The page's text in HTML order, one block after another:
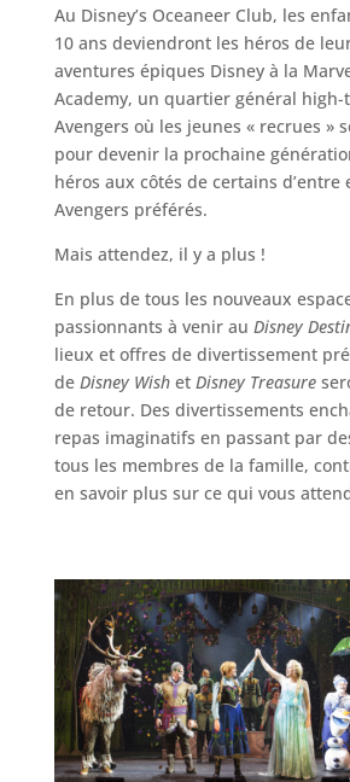
Au Disney’s Oceaneer Club, les
10 ans deviendront les héros de
aventures épiques Disney à la
Academy, un quartier général high-
Avengers où les jeunes « recrues »
pour devenir la prochaine
héros aux côtés de certains d’entre
Avengers préférés.
Mais attendez, il y a plus !
En plus de tous les nouveaux
passionnants à venir au Disney
lieux et offres de divertissement
de Disney Wishet Disney Treasure
de retour. Des divertissements
repas imaginatifs en passant par
tous les membres de la famille,
en savoir plus sur ce qui vous